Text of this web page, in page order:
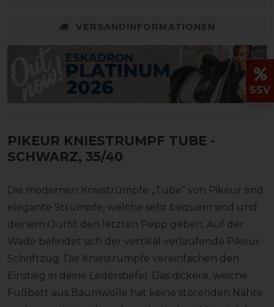
VERSANDINFORMATIONEN
PIKEUR KNIESTRUMPF TUBE -
SCHWARZ, 35/40
Die modernen Kniestrümpfe „Tube“ von Pikeur sind
elegante Strümpfe, welche sehr bequem sind und
deinem Outfit den letzten Pepp geben. Auf der
Wade befindet sich der vertikal verlaufende Pikeur-
Schriftzug. Die Kniestrümpfe vereinfachen den
Einstieg in deine Lederstiefel. Das dickere, weiche
Fußbett aus Baumwolle hat keine störenden Nähte
SSV